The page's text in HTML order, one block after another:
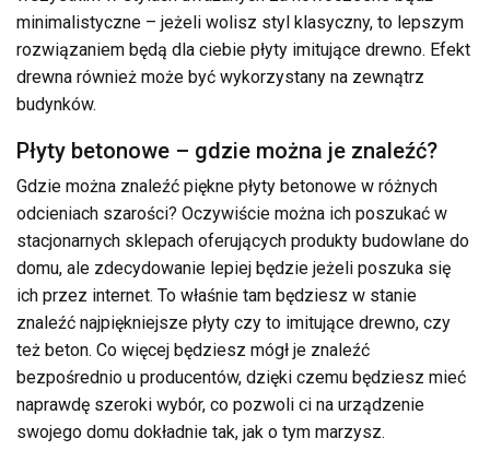
minimalistyczne – jeżeli wolisz styl klasyczny, to lepszym
rozwiązaniem będą dla ciebie płyty imitujące drewno. Efekt
drewna również może być wykorzystany na zewnątrz
budynków.
Płyty betonowe – gdzie można je znaleźć?
Gdzie można znaleźć piękne płyty betonowe w różnych
odcieniach szarości? Oczywiście można ich poszukać w
stacjonarnych sklepach oferujących produkty budowlane do
domu, ale zdecydowanie lepiej będzie jeżeli poszuka się
ich przez internet. To właśnie tam będziesz w stanie
znaleźć najpiękniejsze płyty czy to imitujące drewno, czy
też beton. Co więcej będziesz mógł je znaleźć
bezpośrednio u producentów, dzięki czemu będziesz mieć
naprawdę szeroki wybór, co pozwoli ci na urządzenie
swojego domu dokładnie tak, jak o tym marzysz.